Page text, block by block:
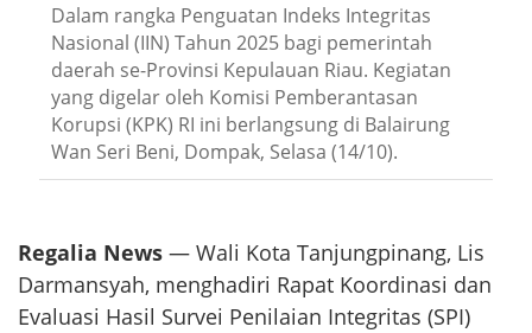
Dalam rangka Penguatan Indeks Integritas
Nasional (IIN) Tahun 2025 bagi pemerintah
daerah se-Provinsi Kepulauan Riau. Kegiatan
yang digelar oleh Komisi Pemberantasan
Korupsi (KPK) RI ini berlangsung di Balairung
Wan Seri Beni, Dompak, Selasa (14/10).
Regalia News — Wali Kota Tanjungpinang, Lis
Darmansyah, menghadiri Rapat Koordinasi dan
Evaluasi Hasil Survei Penilaian Integritas (SPI)